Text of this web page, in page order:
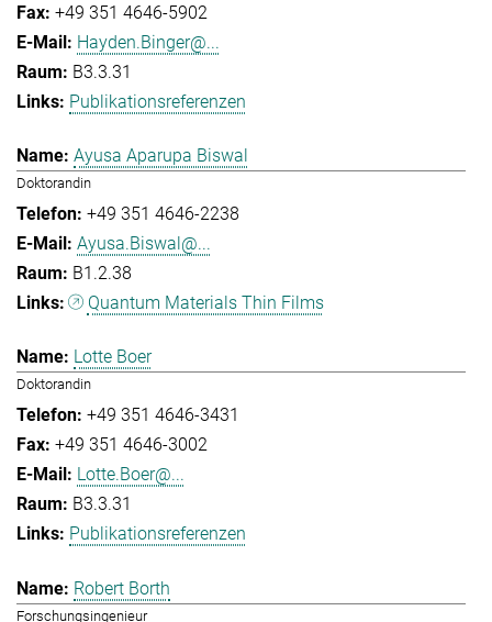
+49 351 4646-5902
Hayden.Binger@...
B3.3.31
Publikationsreferenzen
Ayusa Aparupa Biswal
Doktorandin
+49 351 4646-2238
Ayusa.Biswal@...
B1.2.38
Quantum Materials Thin Films
Lotte Boer
Doktorandin
+49 351 4646-3431
+49 351 4646-3002
Lotte.Boer@...
B3.3.31
Publikationsreferenzen
Robert Borth
Forschungsingenieur